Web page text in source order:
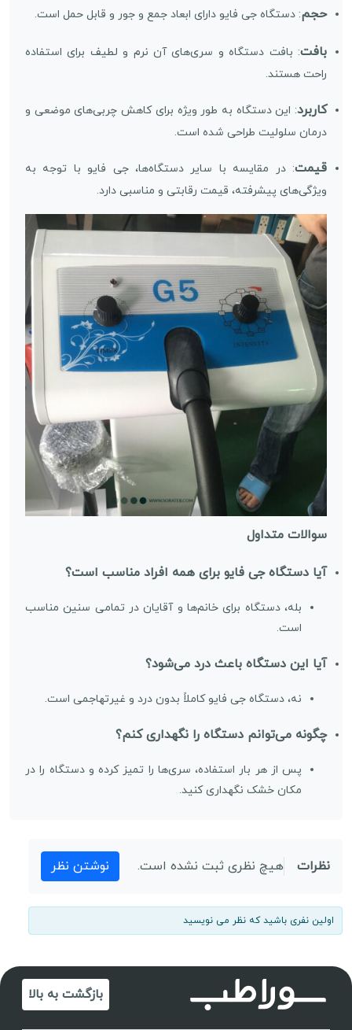
حجم: دستگاه جی فایو دارای ابعاد جمع و جور و قابل حمل است.
بافت: بافت دستگاه و سری‌های آن نرم و لطیف برای استفاده
راحت هستند.
کاربرد: این دستگاه به طور ویژه برای کاهش چربی‌های موضعی و
درمان سلولیت طراحی شده است.
قیمت: در مقایسه با سایر دستگاه‌ها، جی فایو با توجه به
ویژگی‌های پیشرفته، قیمت رقابتی و مناسبی دارد.
سوالات متداول
آیا دستگاه جی فایو برای همه افراد مناسب است؟
بله، دستگاه برای خانم‌ها و آقایان در تمامی سنین مناسب
است.
آیا این دستگاه باعث درد می‌شود؟
نه، دستگاه جی فایو کاملاً بدون درد و غیرتهاجمی است.
چگونه می‌توانم دستگاه را نگهداری کنم؟
پس از هر بار استفاده، سری‌ها را تمیز کرده و دستگاه را در
مکان خشک نگهداری کنید.
نظرات هیچ نظری ثبت نشده است. نوشتن نظر
اولین نفری باشید که نظر می نویسید
بازگشت به بالا